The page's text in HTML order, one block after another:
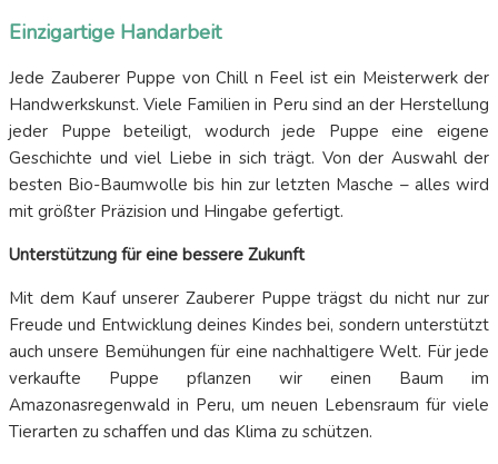
Einzigartige Handarbeit
Jede Zauberer Puppe von Chill n Feel ist ein Meisterwerk der
Handwerkskunst. Viele Familien in Peru sind an der Herstellung
jeder Puppe beteiligt, wodurch jede Puppe eine eigene
Geschichte und viel Liebe in sich trägt. Von der Auswahl der
besten Bio-Baumwolle bis hin zur letzten Masche – alles wird
mit größter Präzision und Hingabe gefertigt.
Unterstützung für eine bessere Zukunft
Mit dem Kauf unserer Zauberer Puppe trägst du nicht nur zur
Freude und Entwicklung deines Kindes bei, sondern unterstützt
auch unsere Bemühungen für eine nachhaltigere Welt. Für jede
verkaufte Puppe pflanzen wir einen Baum im
Amazonasregenwald in Peru, um neuen Lebensraum für viele
Tierarten zu schaffen und das Klima zu schützen.